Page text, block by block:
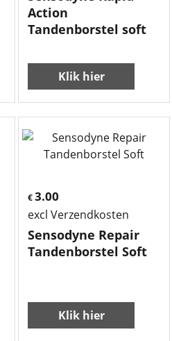
Action
Tandenborstel soft
Klik hier
€3.00
excl Verzendkosten
Sensodyne Repair
Tandenborstel Soft
Klik hier